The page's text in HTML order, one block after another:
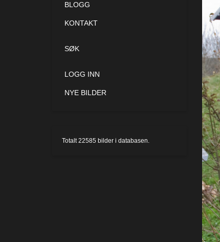
BLOGG
KONTAKT
SØK
LOGG INN
NYE BILDER
Totalt22585 bilder i databasen.